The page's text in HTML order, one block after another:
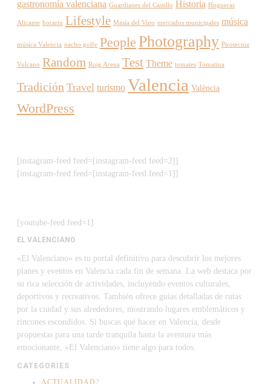
gastronomía valenciana Guardianes del Castillo Historia Hogueras
Alicante horario Lifestyle Masía del Vino mercados municipales música
música Valencia nacho golfe People Photography Pirotecnia
Vulcano Random Roig Arena Test Theme tomates Tomatina
Tradición Travel turismo Valencia València
WordPress
[instagram-feed feed=[instagram-feed feed=2]]
[instagram-feed feed=[instagram-feed feed=1]]
[youtube-feed feed=1]
EL VALENCIANO
«El Valenciano» es tu portal definitivo para descubrir los mejores
planes y eventos en Valencia cada fin de semana. La web destaca por
su rica selección de actividades, incluyendo eventos culturales,
deportivos y recreativos. También ofrece guías detalladas de rutas
por la ciudad y sus alrededores, mostrando lugares emblemáticos y
rincones escondidos. Si buscas qué hacer en Valencia, desde
propuestas para una tarde tranquila hasta la aventura más
emocionante, «El Valenciano» tiene algo para todos.
CATEGORIES